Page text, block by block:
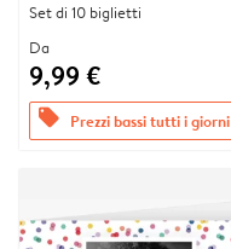
Set di 10 biglietti
Da
9,99 €
offers Prezzi bassi tutti i giorni